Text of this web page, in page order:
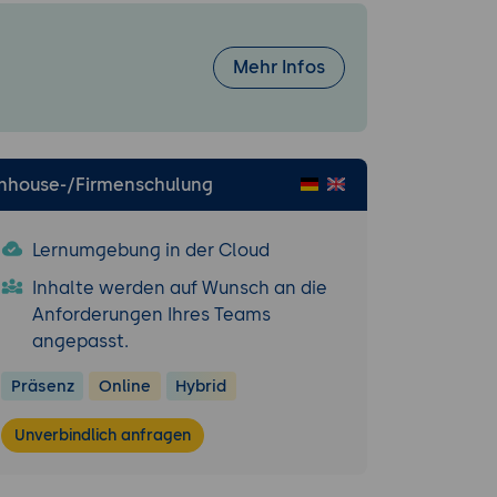
aussparen,
Library
aus 3D
Mehr Infos
Firmenschulung
Lernumgebung in der Cloud
Inhalte werden auf Wunsch an die
Anforderungen Ihres Teams
angepasst.
Präsenz Online Hybrid
Unverbindlich anfragen